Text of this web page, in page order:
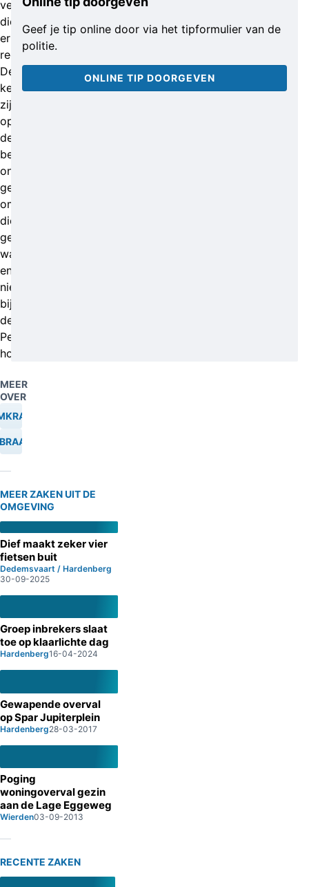
verdachten
die
erin
reden.
De
kentekenplaten
zijn
op
de
beelden
onleesbaar
gemaakt,
omdat
die
gestolen
waren
en
niet
bij
de
Peugeot
horen.
Geef je tip online door via het tipformulier van de
politie.
ONLINE TIP DOORGEVEN
MEER
OVER
MEER ZAKEN UIT DE
OMGEVING
Dief maakt zeker vier
fietsen buit
Dedemsvaart / Hardenberg
30-09-2025
Groep inbrekers slaat
toe op klaarlichte dag
Hardenberg16-04-2024
Gewapende overval
op Spar Jupiterplein
Hardenberg28-03-2017
Poging
woningoverval gezin
aan de Lage Eggeweg
Wierden03-09-2013
RECENTE ZAKEN